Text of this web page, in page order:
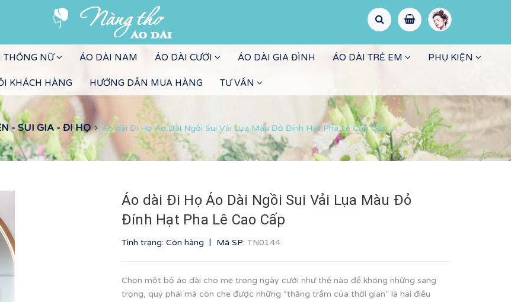
THỐNG NỮ ÁO DÀI NAM ÁO DÀI CƯỚI ÁO DÀI GIA ĐÌNH ÁO DÀI TRẺ EM PHỤ KIỆN
KHÁCH HÀNG HƯỚNG DẪN MUA HÀNG TƯ VẤN
- SUI GIA - ĐI HỌ Áo dài Đi Họ Áo Dài Ngồi Sui Vải Lụa Màu Đỏ Đính Hạt Pha Lê Cao Cấp
Áo dài Đi Họ Áo Dài Ngồi Sui Vải Lụa Màu Đỏ
Đính Hạt Pha Lê Cao Cấp
Tình trạng: Còn hàng | Mã SP: TN0144
Chọn một bộ áo dài cho mẹ trong ngày cưới như thế nào để không những sang
trọng, quý phái mà còn che được những “thăng trầm của thời gian” là hai điều